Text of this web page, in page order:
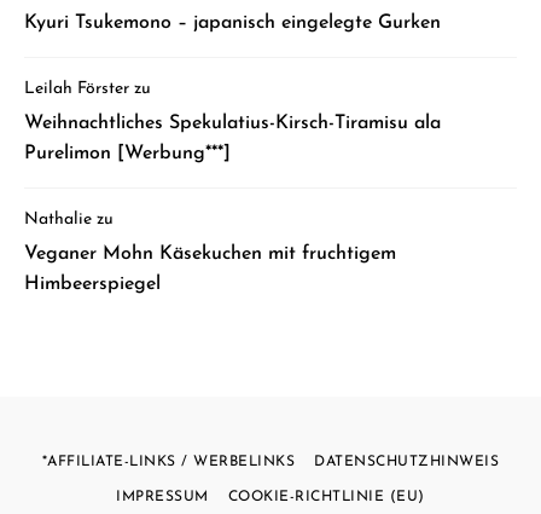
Kyuri Tsukemono – japanisch eingelegte Gurken
Leilah Förster zu
Weihnachtliches Spekulatius-Kirsch-Tiramisu ala
Purelimon [Werbung***]
Nathalie zu
Veganer Mohn Käsekuchen mit fruchtigem
Himbeerspiegel
*AFFILIATE-LINKS / WERBELINKS DATENSCHUTZHINWEIS
IMPRESSUM COOKIE-RICHTLINIE (EU)